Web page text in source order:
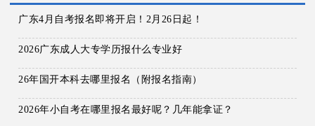
广东4月自考报名即将开启！2月26日起！
2026广东成人大专学历报什么专业好
26年国开本科去哪里报名（附报名指南）
2026年小自考在哪里报名最好呢？几年能拿证？